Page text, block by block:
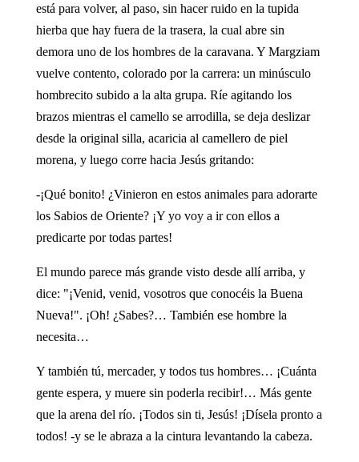
está para volver, al paso, sin hacer ruido en la tupida
hierba que hay fuera de la trasera, la cual abre sin
demora uno de los hombres de la caravana. Y Margziam
vuelve contento, colorado por la carrera: un minúsculo
hombrecito subido a la alta grupa. Ríe agitando los
brazos mientras el camello se arrodilla, se deja deslizar
desde la original silla, acaricia al camellero de piel
morena, y luego corre hacia Jesús gritando:
-¡Qué bonito! ¿Vinieron en estos animales para adorarte
los Sabios de Oriente? ¡Y yo voy a ir con ellos a
predicarte por todas partes!
El mundo parece más grande visto desde allí arriba, y
dice: "¡Venid, venid, vosotros que conocéis la Buena
Nueva!". ¡Oh! ¿Sabes?… También ese hombre la
necesita…
Y también tú, mercader, y todos tus hombres… ¡Cuánta
gente espera, y muere sin poderla recibir!… Más gente
que la arena del río. ¡Todos sin ti, Jesús! ¡Dísela pronto a
todos! -y se le abraza a la cintura levantando la cabeza.